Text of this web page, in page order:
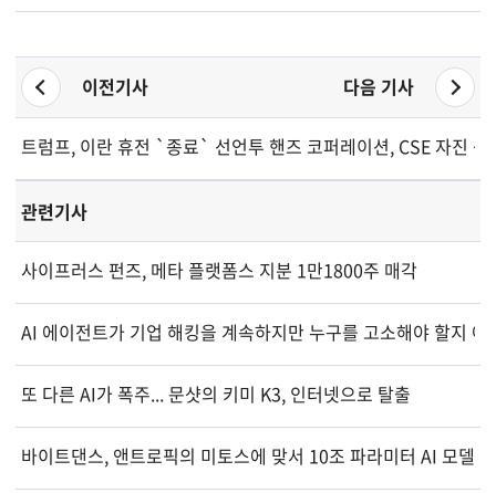
이전기사 다음 기사
트럼프, 이란 휴전 `종료` 선언에 SPY·QQQ 혼조... 유가 5% 급
투 핸즈 코퍼레이션, CSE 자진 상
관련기사
사이프러스 펀즈, 메타 플랫폼스 지분 1만1800주 매각
AI 에이전트가 기업 해킹을 계속하지만 누구를 고소해야 할지 아
또 다른 AI가 폭주... 문샷의 키미 K3, 인터넷으로 탈출
바이트댄스, 앤트로픽의 미토스에 맞서 10조 파라미터 AI 모델